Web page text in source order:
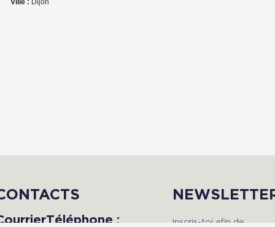
Téléphone : Inscris-toi afin de